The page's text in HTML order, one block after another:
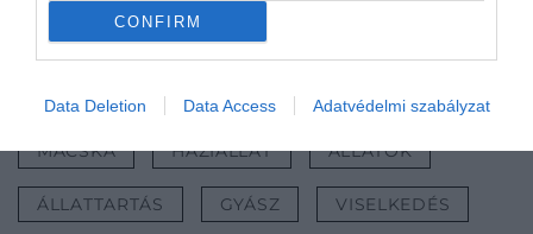
CONFIRM
Data Deletion Data Access Adatvédelmi szabályzat
további kutatásokra, hogy kiderüljön, milyen
mértékben képesek reagálni a veszteségre.
Nyitókép: Fotó: Unsplash
MACSKA HÁZIÁLLAT ÁLLATOK
ÁLLATTARTÁS GYÁSZ VISELKEDÉS